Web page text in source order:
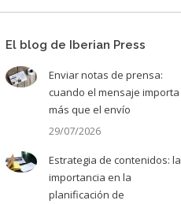
El blog de Iberian Press
Enviar notas de prensa:
cuando el mensaje importa
más que el envío
29/07/2026
Estrategia de contenidos: la
importancia en la
planificación de